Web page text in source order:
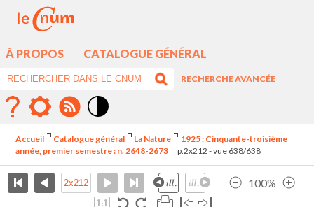
À PROPOS CATALOGUE GÉNÉRAL
RECHERCHE AVANCÉE
élévé
Accueil Catalogue général La Nature
1925 : Cinquante-troisième
année, premier semestre : n. 2648-2673
p.2x212 - vue 638/638
100%